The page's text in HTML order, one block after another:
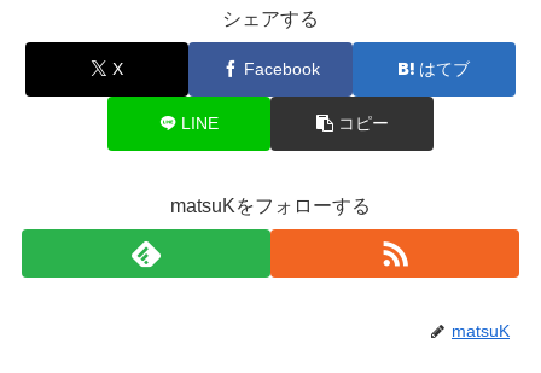
シェアする
X Facebook はてブ
LINE コピー
matsuKをフォローする
matsuK